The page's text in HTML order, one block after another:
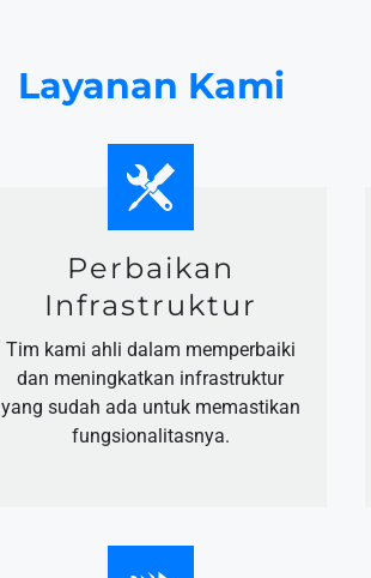
Layanan Kami
Perbaikan
Infrastruktur
Tim kami ahli dalam memperbaiki
dan meningkatkan infrastruktur
yang sudah ada untuk memastikan
fungsionalitasnya.